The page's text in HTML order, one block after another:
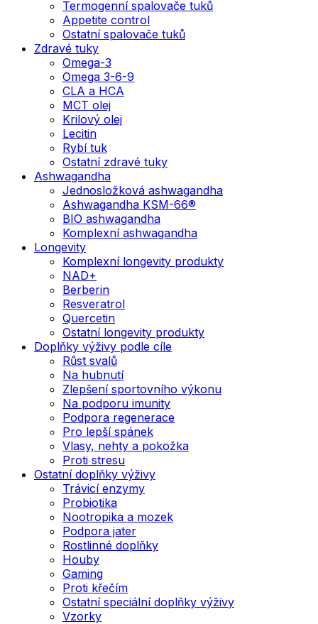
Termogenní spalovače tuků
Appetite control
Ostatní spalovače tuků
Zdravé tuky
Omega-3
Omega 3-6-9
CLA a HCA
MCT olej
Krilový olej
Lecitin
Rybí tuk
Ostatní zdravé tuky
Ashwagandha
Jednosložková ashwagandha
Ashwagandha KSM-66®
BIO ashwagandha
Komplexní ashwagandha
Longevity
Komplexní longevity produkty
NAD+
Berberin
Resveratrol
Quercetin
Ostatní longevity produkty
Doplňky výživy podle cíle
Růst svalů
Na hubnutí
Zlepšení sportovního výkonu
Na podporu imunity
Podpora regenerace
Pro lepší spánek
Vlasy, nehty a pokožka
Proti stresu
Ostatní doplňky výživy
Trávicí enzymy
Probiotika
Nootropika a mozek
Podpora jater
Rostlinné doplňky
Houby
Gaming
Proti křečím
Ostatní speciální doplňky výživy
Vzorky